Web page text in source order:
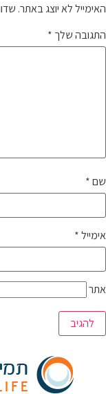
האימייל לא יוצג באתר.
התגובה שלך *
שם*
אימייל*
אתר